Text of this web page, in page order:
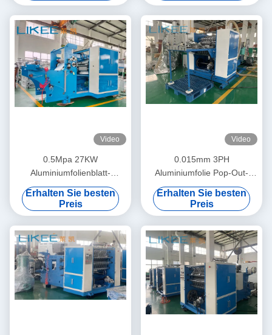
Video
0.5Mpa 27KW
Aluminiumfolienblatt-
Faltmaschine Mitsubishi
Inverter
Erhalten Sie besten
Preis
Video
0.015mm 3PH
Aluminiumfolie Pop-Out-
Maschine mit hoher
Präzision
Erhalten Sie besten
Preis